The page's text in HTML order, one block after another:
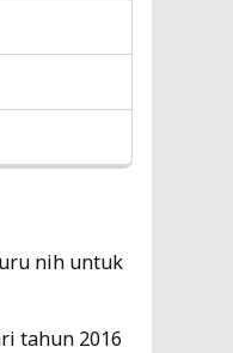
nih untuk
tahun 2016